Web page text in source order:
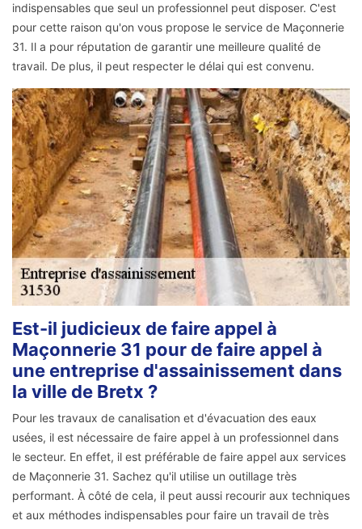
indispensables que seul un professionnel peut disposer. C'est
pour cette raison qu'on vous propose le service de Maçonnerie
31. Il a pour réputation de garantir une meilleure qualité de
travail. De plus, il peut respecter le délai qui est convenu.
Est-il judicieux de faire appel à
Maçonnerie 31 pour de faire appel à
une entreprise d'assainissement dans
la ville de Bretx ?
Pour les travaux de canalisation et d'évacuation des eaux
usées, il est nécessaire de faire appel à un professionnel dans
le secteur. En effet, il est préférable de faire appel aux services
de Maçonnerie 31. Sachez qu'il utilise un outillage très
performant. À côté de cela, il peut aussi recourir aux techniques
et aux méthodes indispensables pour faire un travail de très